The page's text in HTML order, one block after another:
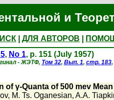
и
ДЛЯ АВТОРОВ
, No 1, p. 151 (July 1957)
- ЖЭТФ, Том 32, Вып. 1, стр. 183
of γ-Quanta of 500 mev
, M. Ts. Oganesian, A.A.